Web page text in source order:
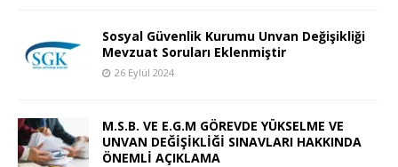
Sosyal Güvenlik Kurumu Unvan Değişikliği
Mevzuat Soruları Eklenmiştir
26 Eylül 2024
M.S.B. VE E.G.M GÖREVDE YÜKSELME VE
UNVAN DEĞİŞİKLİĞİ SINAVLARI HAKKINDA
ÖNEMLİ AÇIKLAMA